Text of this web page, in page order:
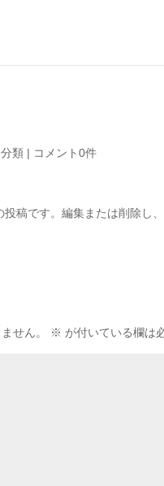
類 | コメント0件
稿です。編集または削除し
せん。 ※ が付いている欄は